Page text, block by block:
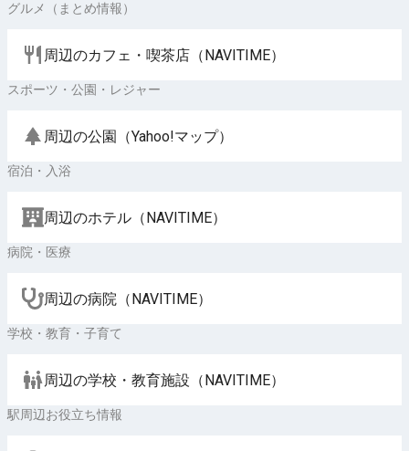
グルメ（まとめ情報）
周辺のカフェ・喫茶店（NAVITIME）
スポーツ・公園・レジャー
周辺の公園（Yahoo!マップ）
宿泊・入浴
周辺のホテル（NAVITIME）
病院・医療
周辺の病院（NAVITIME）
学校・教育・子育て
周辺の学校・教育施設（NAVITIME）
駅周辺お役立ち情報